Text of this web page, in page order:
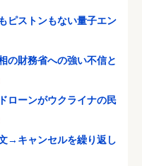
ピストンもない量子エン
の財務省への強い不信と
ローンがウクライナの民
→キャンセルを繰り返し